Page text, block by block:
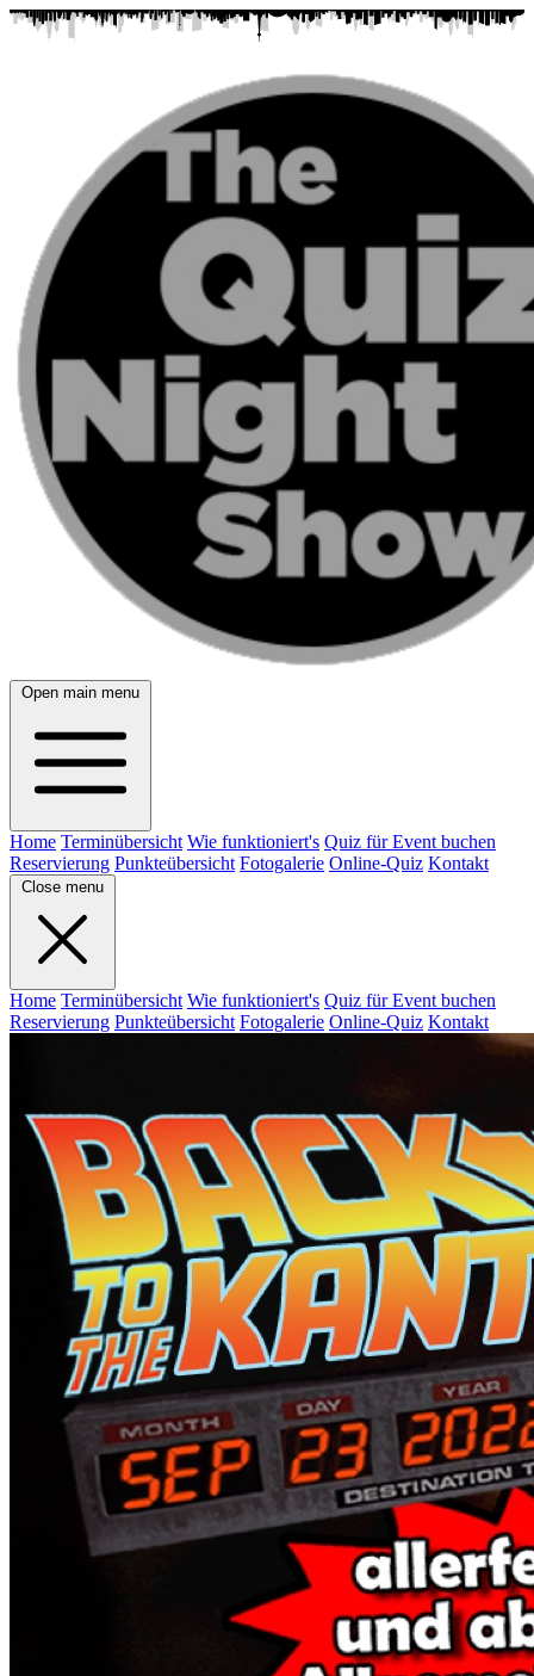
Open main menu
Home Terminübersicht Wie funktioniert's Quiz für Event buchen
Reservierung Punkteübersicht Fotogalerie Online-Quiz Kontakt
Close menu
Home Terminübersicht Wie funktioniert's Quiz für Event buchen
Reservierung Punkteübersicht Fotogalerie Online-Quiz Kontakt